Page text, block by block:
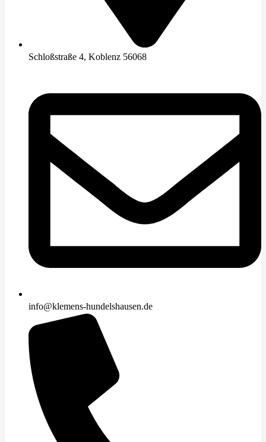
Schloßstraße 4, Koblenz 56068
info@klemens-hundelshausen.de